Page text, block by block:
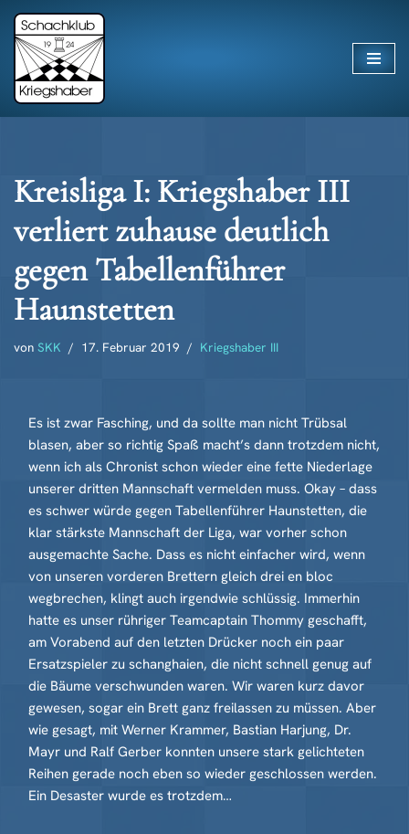
Zum
Inhalt
springen
Kreisliga I: Kriegshaber III
verliert zuhause deutlich
gegen Tabellenführer
Haunstetten
von SKK 17. Februar 2019 Kriegshaber III
Es ist zwar Fasching, und da sollte man nicht Trübsal
blasen, aber so richtig Spaß macht’s dann trotzdem nicht,
wenn ich als Chronist schon wieder eine fette Niederlage
unserer dritten Mannschaft vermelden muss. Okay – dass
es schwer würde gegen Tabellenführer Haunstetten, die
klar stärkste Mannschaft der Liga, war vorher schon
ausgemachte Sache. Dass es nicht einfacher wird, wenn
von unseren vorderen Brettern gleich drei en bloc
wegbrechen, klingt auch irgendwie schlüssig. Immerhin
hatte es unser rühriger Teamcaptain Thommy geschafft,
am Vorabend auf den letzten Drücker noch ein paar
Ersatzspieler zu schanghaien, die nicht schnell genug auf
die Bäume verschwunden waren. Wir waren kurz davor
gewesen, sogar ein Brett ganz freilassen zu müssen. Aber
wie gesagt, mit Werner Krammer, Bastian Harjung, Dr.
Mayr und Ralf Gerber konnten unsere stark gelichteten
Reihen gerade noch eben so wieder geschlossen werden.
Ein Desaster wurde es trotzdem…